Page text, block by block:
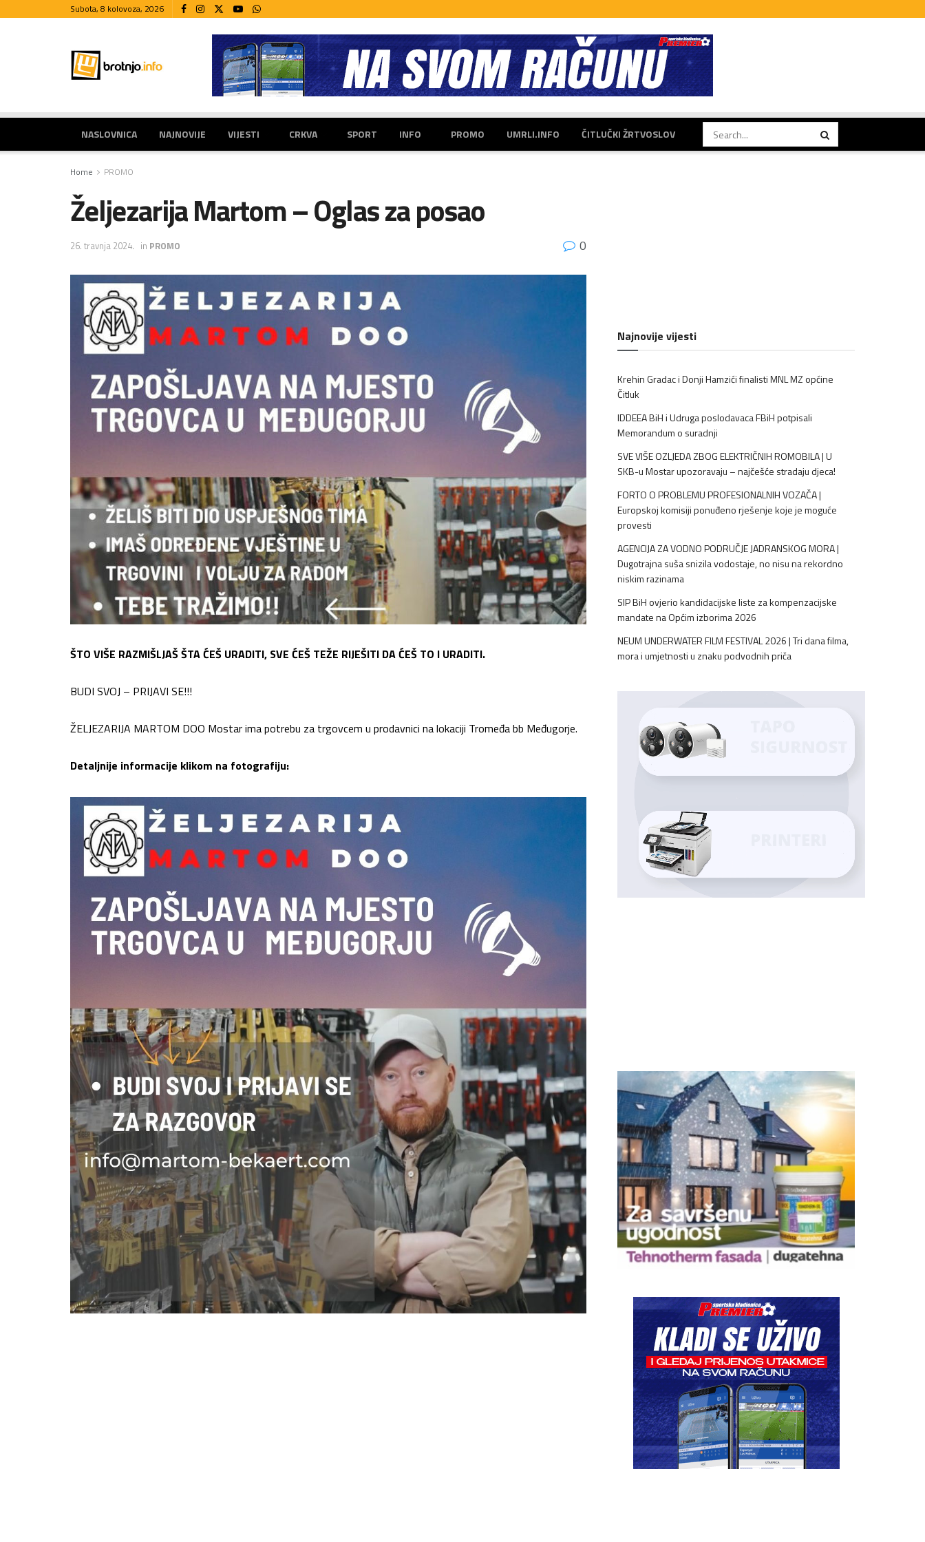
Subota, 8 kolovoza, 2026
NASLOVNICA NAJNOVIJE VIJESTI CRKVA SPORT INFO PROMO UMRLI.INFO ČITLUČKI ŽRTVOSLOV
Home PROMO
Željezarija Martom – Oglas za posao
26. travnja 2024. in PROMO 0
ŠTO VIŠE RAZMIŠLJAŠ ŠTA ĆEŠ URADITI, SVE ĆEŠ TEŽE RIJEŠITI DA ĆEŠ TO I URADITI.
BUDI SVOJ – PRIJAVI SE!!!
ŽELJEZARIJA MARTOM DOO Mostar ima potrebu za trgovcem u prodavnici na lokaciji Tromeđa bb Međugorje.
Detaljnije informacije klikom na fotografiju:
Najnovije vijesti
Krehin Gradac i Donji Hamzići finalisti MNL MZ općine
Čitluk
IDDEEA BiH i Udruga poslodavaca FBiH potpisali
Memorandum o suradnji
SVE VIŠE OZLJEDA ZBOG ELEKTRIČNIH ROMOBILA | U
SKB-u Mostar upozoravaju – najčešće stradaju djeca!
FORTO O PROBLEMU PROFESIONALNIH VOZAČA |
Europskoj komisiji ponuđeno rješenje koje je moguće
provesti
AGENCIJA ZA VODNO PODRUČJE JADRANSKOG MORA |
Dugotrajna suša snizila vodostaje, no nisu na rekordno
niskim razinama
SIP BiH ovjerio kandidacijske liste za kompenzacijske
mandate na Općim izborima 2026
NEUM UNDERWATER FILM FESTIVAL 2026 | Tri dana filma,
mora i umjetnosti u znaku podvodnih priča